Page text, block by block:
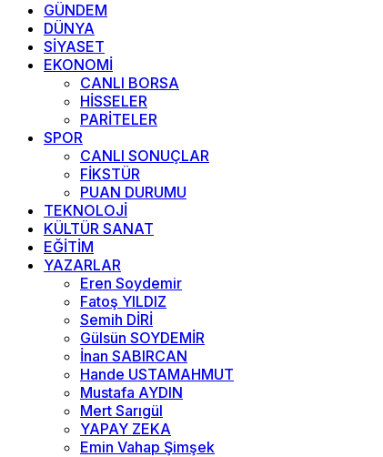
GÜNDEM
DÜNYA
SİYASET
EKONOMİ
CANLI BORSA
HİSSELER
PARİTELER
SPOR
CANLI SONUÇLAR
FİKSTÜR
PUAN DURUMU
TEKNOLOJİ
KÜLTÜR SANAT
EĞİTİM
YAZARLAR
Eren Soydemir
Fatoş YILDIZ
Semih DİRİ
Gülsün SOYDEMİR
İnan SABIRCAN
Hande USTAMAHMUT
Mustafa AYDIN
Mert Sarıgül
YAPAY ZEKA
Emin Vahap Şimşek